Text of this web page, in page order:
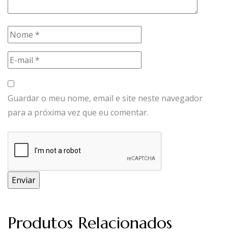
Guardar o meu nome, email e site neste navegador
para a próxima vez que eu comentar.
Produtos Relacionados